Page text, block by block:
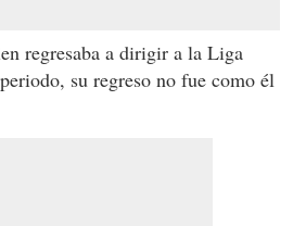
regresaba a dirigir a la Liga
su regreso no fue como él